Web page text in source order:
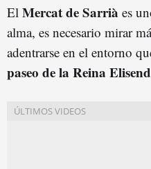
El Mercat de Sarrià es
alma, es necesario mirar
adentrarse en el entorno
paseo de la Reina